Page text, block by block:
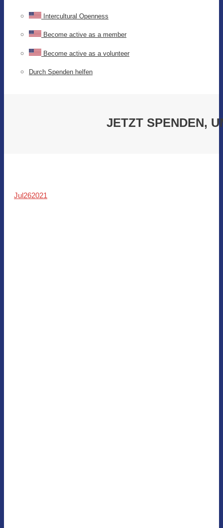
Intercultural Openness
Become active as a member
Become active as a volunteer
Durch Spenden helfen
JETZT SPENDEN,
Jul262021